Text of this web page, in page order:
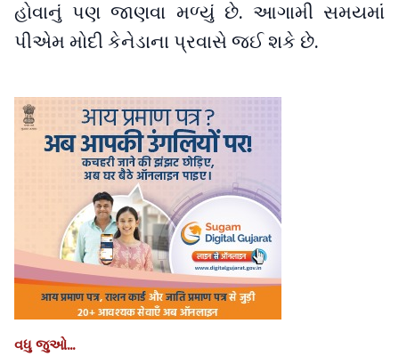
હોવાનું પણ જાણવા મળ્યું છે. આગામી સમયમાં
પીએમ મોદી કેનેડાના પ્રવાસે જઈ શકે છે.
વધુ જુઓ...